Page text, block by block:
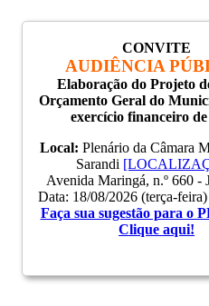
CONVITE
AUDIÊNCIA
Elaboração do Projeto
Orçamento Geral do
exercício financeiro de
Local: Plenário da Câmara
Sarandi
Avenida Maringá, n.º 660 -
Data: 18/08/2026 (terça-feira)
Faça sua sugestão para o
Clique aqui!